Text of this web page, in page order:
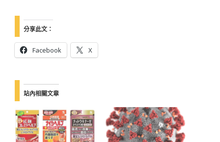
分享此文：
Facebook X
站內相關文章